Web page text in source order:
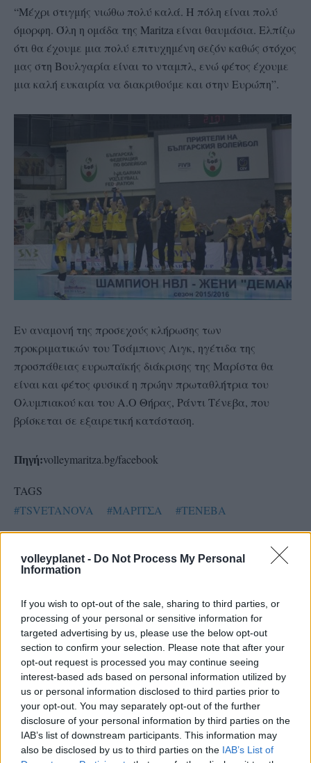
volleyplanet - Do Not Process My Personal
Information
If you wish to opt-out of the sale, sharing to third parties, or
processing of your personal or sensitive information for
targeted advertising by us, please use the below opt-out
section to confirm your selection. Please note that after your
opt-out request is processed you may continue seeing
interest-based ads based on personal information utilized by
us or personal information disclosed to third parties prior to
your opt-out. You may separately opt-out of the further
disclosure of your personal information by third parties on the
IAB’s list of downstream participants. This information may
also be disclosed by us to third parties on the IAB’s List of
“Μέχρι στιγμής νιώθω πολύ καλά. Η πόλη είναι πολύ
όμορφη. Όλη η ομάδα της Maritza είναι θαυμάσια. Ελπίζω
ότι θα έχουμε μια πολύ επιτυχημένη σεζόν καθώς στόχος
μας στη Βουλγαρία είναι το νταμπλ, ενώ φέτος έχουμε
μια καλή ευκαιρία να διακριθούμε και στην Ευρώπη”.
Εν αναμονή της προσεχούς κλήρωσης των
προκριματικών του Τσάμπιονς Λιγκ, ηγέτιδα της
προσπάθειας ευρωπαϊκής διάκρισης της Μαρίστα θα
είναι και φέτος φυσικά η πρώην πρωταθλήτρια του
Ολυμπιακού και του Α.Ο Θήρας, Ράντι Τένεβα, που
βρίσκεται σε εξαιρετική κατάσταση.
Πηγή:volleymaritza.bg/facebook
TAGS
#TSVETANOVA
#ΜΑΡΙΤΣΑ
#ΤΕΝΕΒΑ
#ΤΣΕΣΛΙΑΡ